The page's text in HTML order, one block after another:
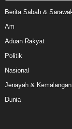
Berita Sabah &
Am
Aduan Rakyat
Politik
Nasional
Jenayah & Kemalangan
Dunia